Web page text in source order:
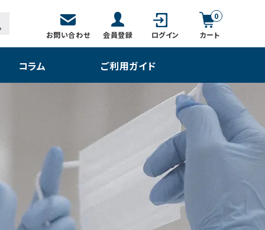
お問い合わせ 会員登録 ログイン カート
0
コラム ご利用ガイド